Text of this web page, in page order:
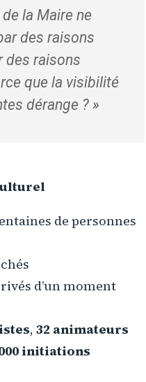
la Maire ne
des raisons
des raisons
que la visibilité
dérange ? »
de personnes
d’un moment
, 32 animateurs
initiations